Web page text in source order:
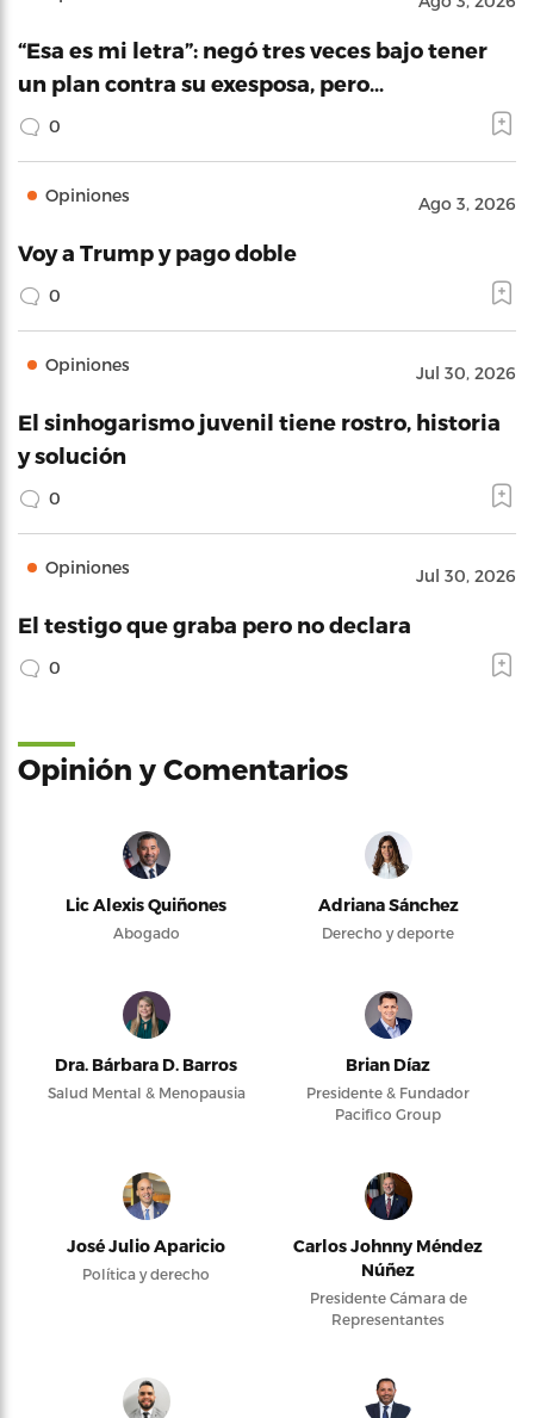
“Esa es mi letra”: negó tres veces bajo tener
un plan contra su exesposa, pero…
0
Opiniones Ago 3, 2026
Voy a Trump y pago doble
0
Opiniones Jul 30, 2026
El sinhogarismo juvenil tiene rostro, historia
y solución
0
Opiniones Jul 30, 2026
El testigo que graba pero no declara
0
Opinión y Comentarios
Lic Alexis Quiñones
Abogado
Adriana Sánchez
Derecho y deporte
Dra. Bárbara D. Barros
Salud Mental & Menopausia
Brian Díaz
Presidente & Fundador
Pacifico Group
José Julio Aparicio
Política y derecho
Carlos Johnny Méndez
Núñez
Presidente Cámara de
Representantes